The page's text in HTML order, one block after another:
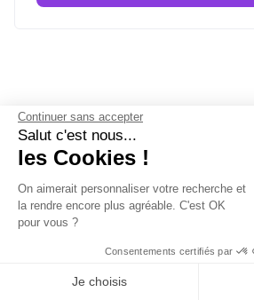
Continuer sans accepter
Salut c'est nous...
les Cookies !
On aimerait personnaliser votre recherche et
la rendre encore plus agréable. C'est OK
pour vous ?
Consentements certifiés par
Je choisis